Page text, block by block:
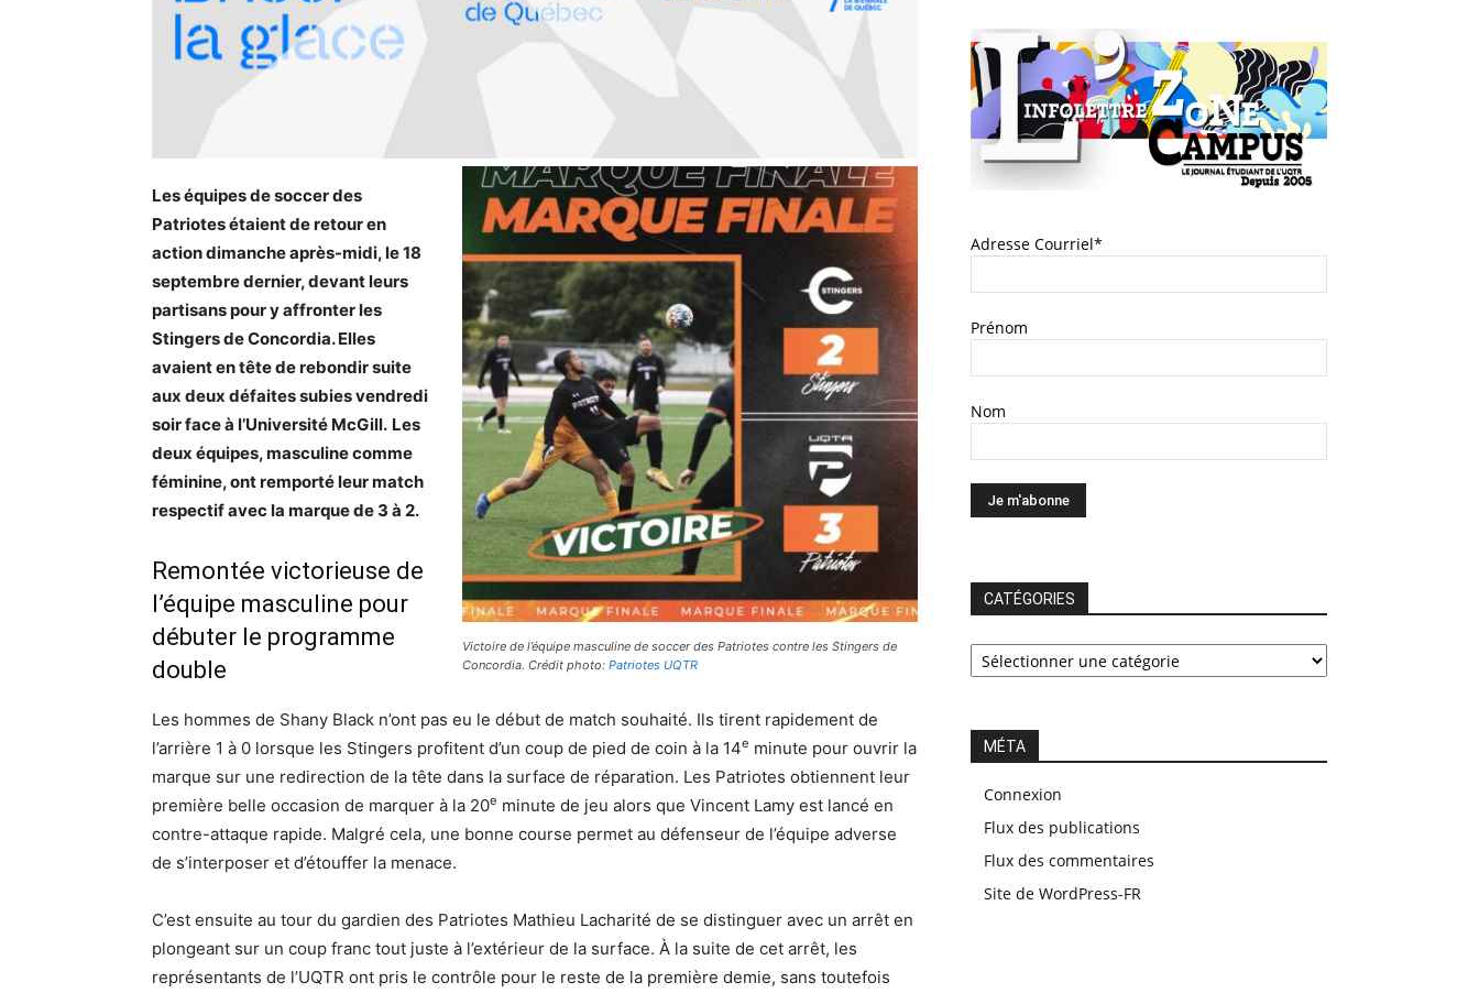
Victoire de l’équipe masculine de soccer des Patriotes contre les Stingers de
Concordia. Crédit photo: Patriotes UQTR
Les équipes de soccer des
Patriotes étaient de retour en
action dimanche après-midi, le 18
septembre dernier, devant leurs
partisans pour y affronter les
Stingers de Concordia. Elles
avaient en tête de rebondir suite
aux deux défaites subies vendredi
soir face à l’Université McGill. Les
deux équipes, masculine comme
féminine, ont remporté leur match
respectif avec la marque de 3 à 2.
Remontée victorieuse de
l’équipe masculine pour
débuter le programme
double
Les hommes de Shany Black n’ont pas eu le début de match souhaité. Ils tirent rapidement de
l’arrière 1 à 0 lorsque les Stingers profitent d’un coup de pied de coin à la 14e minute pour ouvrir la
marque sur une redirection de la tête dans la surface de réparation. Les Patriotes obtiennent leur
première belle occasion de marquer à la 20e minute de jeu alors que Vincent Lamy est lancé en
contre-attaque rapide. Malgré cela, une bonne course permet au défenseur de l’équipe adverse
de s’interposer et d’étouffer la menace.
C’est ensuite au tour du gardien des Patriotes Mathieu Lacharité de se distinguer avec un arrêt en
plongeant sur un coup franc tout juste à l’extérieur de la surface. À la suite de cet arrêt, les
représentants de l’UQTR ont pris le contrôle pour le reste de la première demie, sans toutefois
Adresse Courriel*
Prénom
Nom
CATÉGORIES
CATÉGORIES
MÉTA
Connexion
Flux des publications
Flux des commentaires
Site de WordPress-FR